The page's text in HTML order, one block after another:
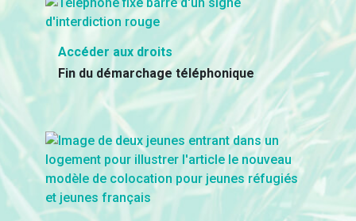
Accéder aux droits
Fin du démarchage téléphonique